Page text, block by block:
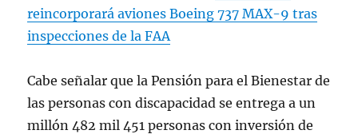
reincorporará aviones Boeing 737 MAX-9 tras
inspecciones de la FAA
Cabe señalar que la Pensión para el Bienestar de
las personas con discapacidad se entrega a un
millón 482 mil 451 personas con inversión de